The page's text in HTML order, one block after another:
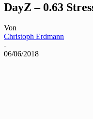
DayZ – 0.63
Von
Christoph Erdmann
-
06/06/2018